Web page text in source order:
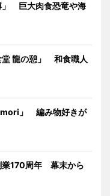
」 巨大肉食恐竜や海
堂 龍の憩」 和食職人
mori」 編み物好きが
業170周年 幕末から